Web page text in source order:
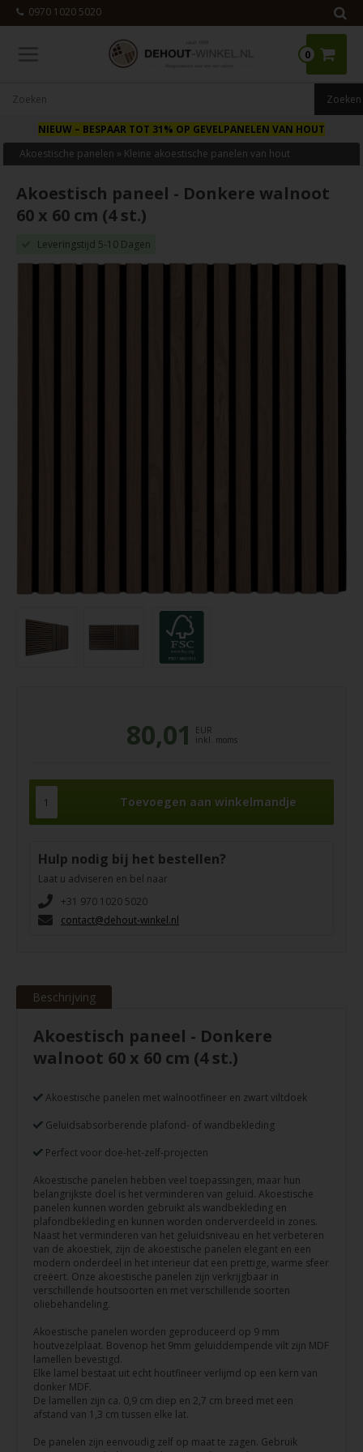
0970 1020 5020
0
NIEUW – BESPAAR TOT 31% OP GEVELPANELEN VAN HOUT
Akoestische panelen » Kleine akoestische panelen van hout
Akoestisch paneel - Donkere walnoot
60 x 60 cm (4 st.)
Leveringstijd 5-10 Dagen
80,01
EUR
inkl. moms
Hulp nodig bij het bestellen?
Laat u adviseren en bel naar
+31 970 1020 5020
contact@dehout-winkel.nl
Beschrijving
Akoestisch paneel - Donkere
walnoot 60 x 60 cm (4 st.)
Akoestische panelen met walnootfineer en zwart viltdoek
Geluidsabsorberende plafond- of wandbekleding
Perfect voor doe-het-zelf-projecten
Akoestische panelen hebben veel toepassingen, maar hun
belangrijkste doel is het verminderen van geluid. Akoestische
panelen kunnen worden gebruikt als wandbekleding en
plafondbekleding en kunnen worden onderverdeeld in zones.
Naast het verminderen van het geluidsniveau en het verbeteren
van de akoestiek, zijn de akoestische panelen elegant en een
modern onderdeel in het interieur dat een prettige, warme sfeer
creëert. Onze akoestische panelen zijn verkrijgbaar in
verschillende houtsoorten en met verschillende soorten
oliebehandeling.
Akoestische panelen worden geproduceerd op 9 mm
houtvezelplaat. Bovenop het 9mm geluiddempende vilt zijn MDF
lamellen bevestigd.
Elke lamel bestaat uit echt houtfineer verlijmd op een kern van
donker MDF.
De lamellen zijn ca. 0,9 cm diep en 2,7 cm breed met een
afstand van 1,3 cm tussen elke lat.
De panelen zijn eenvoudig zelf op maat te zagen. Gebruik